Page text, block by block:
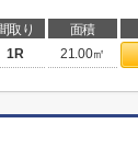
取り 面積
1R 21.00㎡